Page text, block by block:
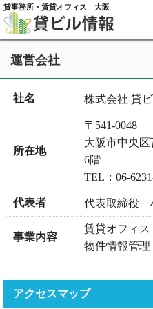
貸事務所・賃貸オフィス 大阪
運営会社
社名 株式会社 貸
所在地
〒541-0048
大阪市中央
6階
TEL：06-
代表者 代表取締役
事業内容
賃貸オフィ
物件情報管理
アクセスマップ